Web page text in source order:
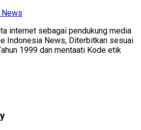
internet sebagai pendukung media
Indonesia News, Diterbitkan sesuai
1999 dan mentaati Kode etik